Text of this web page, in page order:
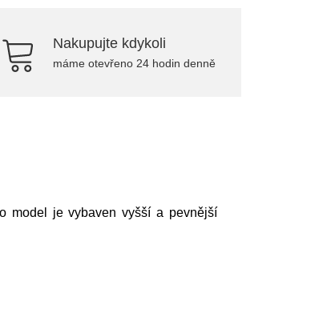
Nakupujte kdykoli
máme otevřeno 24 hodin denně
model je vybaven vyšší a pevnější